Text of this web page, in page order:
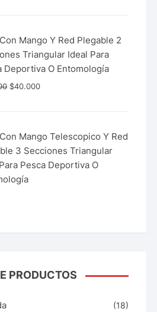
Mango Y Red Plegable 2
Triangular Ideal Para
Deportiva O Entomología
$40.000
Mango Telescopico Y Red
3 Secciones Triangular
Pesca Deportiva O
PRODUCTOS
(18)